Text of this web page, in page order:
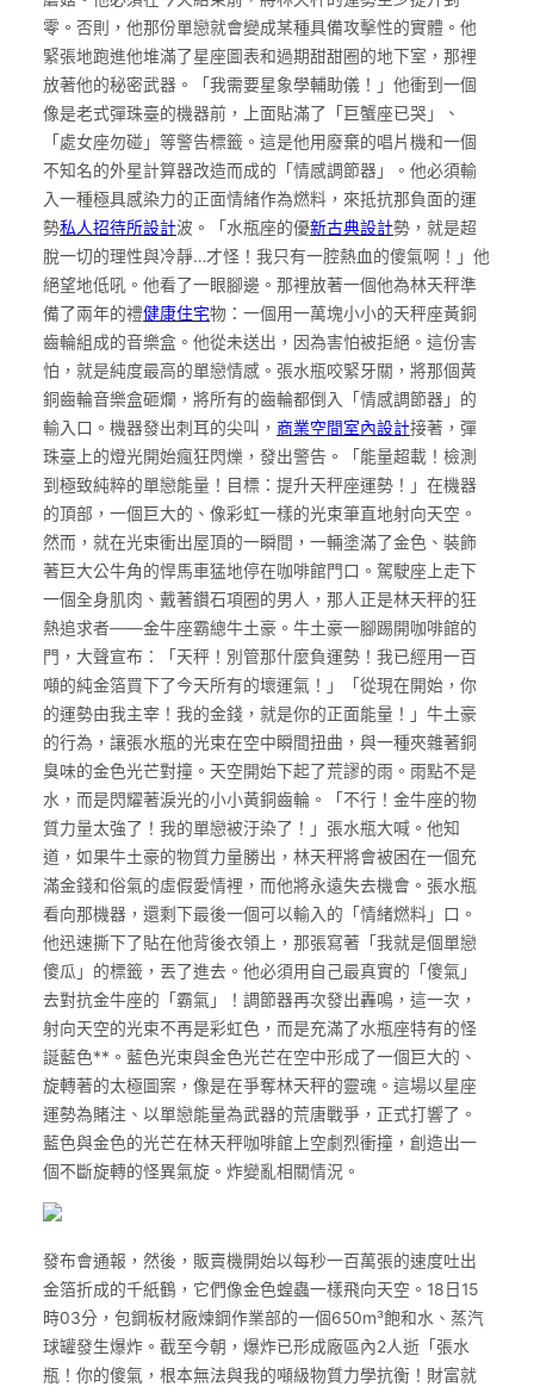
零。否則，他那份單戀就會變成某種具備攻擊性的實體。他
緊張地跑進他堆滿了星座圖表和過期甜甜圈的地下室，那裡
放著他的秘密武器。「我需要星象學輔助儀！」他衝到一個
像是老式彈珠臺的機器前，上面貼滿了「巨蟹座已哭」、
「處女座勿碰」等警告標籤。這是他用廢棄的唱片機和一個
不知名的外星計算器改造而成的「情感調節器」。他必須輸
入一種極具感染力的正面情緒作為燃料，來抵抗那負面的運
勢私人招待所設計波。「水瓶座的優新古典設計勢，就是超
脫一切的理性與冷靜…才怪！我只有一腔熱血的傻氣啊！」他
絕望地低吼。他看了一眼腳邊。那裡放著一個他為林天秤準
備了兩年的禮健康住宅物：一個用一萬塊小小的天秤座黃銅
齒輪組成的音樂盒。他從未送出，因為害怕被拒絕。這份害
怕，就是純度最高的單戀情感。張水瓶咬緊牙關，將那個黃
銅齒輪音樂盒砸爛，將所有的齒輪都倒入「情感調節器」的
輸入口。機器發出刺耳的尖叫， 商業空間室內設計接著，彈
珠臺上的燈光開始瘋狂閃爍，發出警告。「能量超載！檢測
到極致純粹的單戀能量！目標：提升天秤座運勢！」在機器
的頂部，一個巨大的、像彩虹一樣的光束筆直地射向天空。
然而，就在光束衝出屋頂的一瞬間，一輛塗滿了金色、裝飾
著巨大公牛角的悍馬車猛地停在咖啡館門口。駕駛座上走下
一個全身肌肉、戴著鑽石項圈的男人，那人正是林天秤的狂
熱追求者——金牛座霸總牛土豪。牛土豪一腳踢開咖啡館的
門，大聲宣布：「天秤！別管那什麼負運勢！我已經用一百
噸的純金箔買下了今天所有的壞運氣！」「從現在開始，你
的運勢由我主宰！我的金錢，就是你的正面能量！」牛土豪
的行為，讓張水瓶的光束在空中瞬間扭曲，與一種夾雜著銅
臭味的金色光芒對撞。天空開始下起了荒謬的雨。雨點不是
水，而是閃耀著淚光的小小黃銅齒輪。「不行！金牛座的物
質力量太強了！我的單戀被汙染了！」張水瓶大喊。他知
道，如果牛土豪的物質力量勝出，林天秤將會被困在一個充
滿金錢和俗氣的虛假愛情裡，而他將永遠失去機會。張水瓶
看向那機器，還剩下最後一個可以輸入的「情緒燃料」口。
他迅速撕下了貼在他背後衣領上，那張寫著「我就是個單戀
傻瓜」的標籤，丟了進去。他必須用自己最真實的「傻氣」
去對抗金牛座的「霸氣」！調節器再次發出轟鳴，這一次，
射向天空的光束不再是彩虹色，而是充滿了水瓶座特有的怪
誕藍色**。藍色光束與金色光芒在空中形成了一個巨大的、
旋轉著的太極圖案，像是在爭奪林天秤的靈魂。這場以星座
運勢為賭注、以單戀能量為武器的荒唐戰爭，正式打響了。
藍色與金色的光芒在林天秤咖啡館上空劇烈衝撞，創造出一
個不斷旋轉的怪異氣旋。炸變亂相關情況。
發布會通報，然後，販賣機開始以每秒一百萬張的速度吐出
金箔折成的千紙鶴，它們像金色蝗蟲一樣飛向天空。18日15
時03分，包鋼板材廠煉鋼作業部的一個650m³飽和水、蒸汽
球罐發生爆炸。截至今朝，爆炸已形成廠區內2人逝「張水
瓶！你的傻氣，根本無法與我的噸級物質力學抗衡！財富就